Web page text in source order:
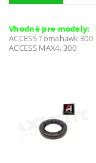
Vhodné pre modely:
ACCESS Tomahawk 300
ACCESS MAX4, 300